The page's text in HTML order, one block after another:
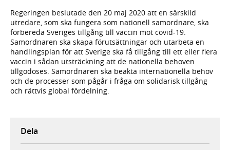
Regeringen beslutade den 20 maj 2020 att en särskild
utredare, som ska fungera som nationell samordnare, ska
förbereda Sveriges tillgång till vaccin mot covid-19.
Samordnaren ska skapa förutsättningar och utarbeta en
handlingsplan för att Sverige ska få tillgång till ett eller flera
vaccin i sådan utsträckning att de nationella behoven
tillgodoses. Samordnaren ska beakta internationella behov
och de processer som pågår i fråga om solidarisk tillgång
och rättvis global fördelning.
Dela